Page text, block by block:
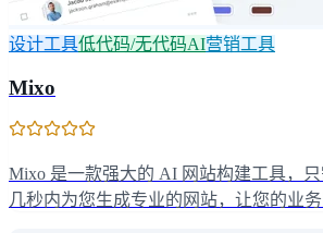
设计工具低代码/无代码AI营销工具
Mixo
Mixo 是一款强大的 AI 网站构建工具，
几秒内为您生成专业的网站，让您的业务